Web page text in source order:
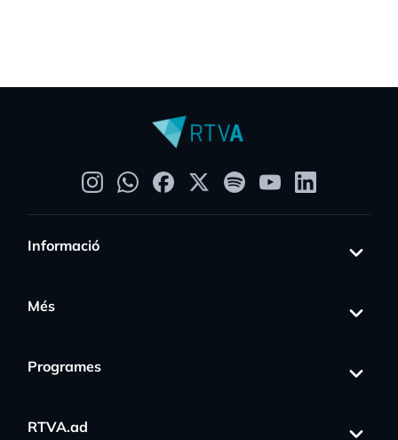
Informació
Més
Programes
RTVA.ad